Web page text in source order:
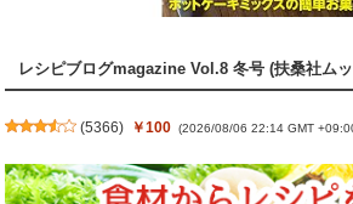
レシピブログmagazine Vol.8 冬号 (扶桑社ム
(5366) ￥100 (2026/08/06 22:14 GMT